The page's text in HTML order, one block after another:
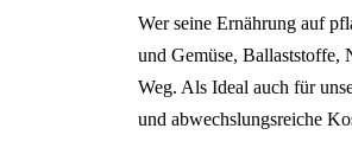
Wer seine Ernährung auf
und Gemüse, Ballaststoffe,
Weg. Als Ideal auch für
und abwechslungsreiche